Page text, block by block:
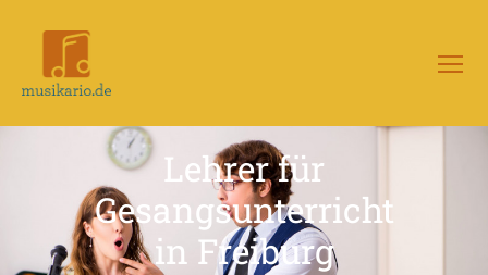
–
Musikunterricht
Lehrer für
Gesangsunterricht
in Freiburg